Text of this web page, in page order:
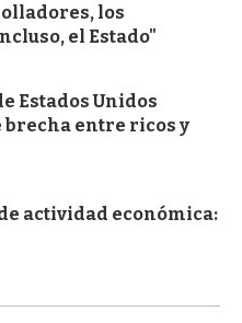
los
el Estado"
Estados Unidos
brecha entre ricos y
actividad económica: